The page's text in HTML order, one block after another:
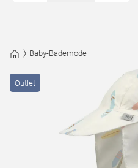
Baby-Bademode
Outlet